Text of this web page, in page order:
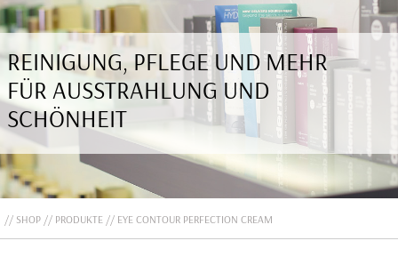
VALMONT
MENARD
MEDER
COSNOBELL
PROBIO DERM・INFO
BELLEFONTAINE
DERMALOGICA
EVA GARDEN
APHRO CELINA
ANGEBOTE
REINIGUNG, PFLEGE UND MEHR
FÜR AUSSTRAHLUNG UND
SCHÖNHEIT
SHOP PRODUKTE EYE CONTOUR PERFECTION CREAM